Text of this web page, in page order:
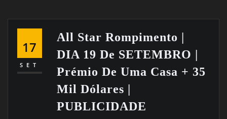
17
SET
All Star Rompimento |
DIA 19 De SETEMBRO |
Prémio De Uma Casa + 35
Mil Dólares |
PUBLICIDADE